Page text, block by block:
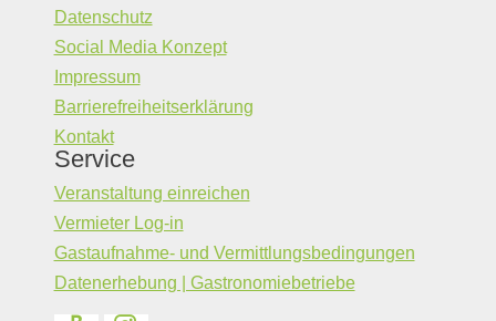
Datenschutz
Social Media Konzept
Impressum
Barrierefreiheitserklärung
Kontakt
Service
Veranstaltung einreichen
Vermieter Log-in
Gastaufnahme- und Vermittlungsbedingungen
Datenerhebung | Gastronomiebetriebe